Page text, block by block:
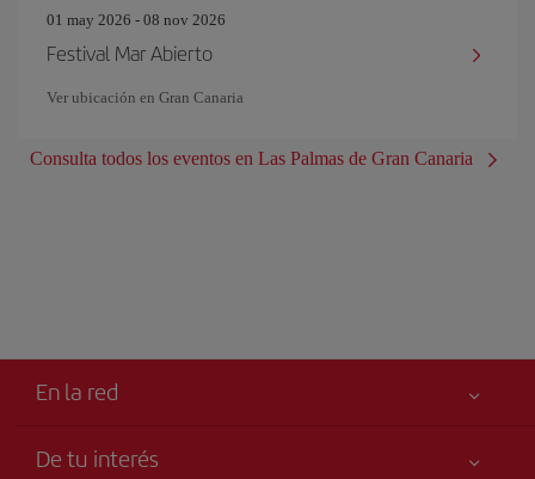
01 may 2026 - 08 nov 2026
Festival Mar Abierto
Ver ubicación en Gran Canaria
Consulta todos los eventos en Las Palmas de Gran Canaria
En la red
De tu interés